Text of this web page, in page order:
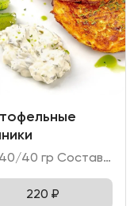
160/40/40 гр Состав: - дранники картофельные; - соус тар-тар; - битые огурцы.
220 ₽